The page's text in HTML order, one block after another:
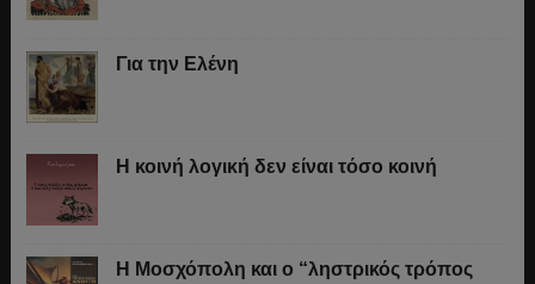
Για την Ελένη
Η κοινή λογική δεν είναι τόσο κοινή
Η Μοσχόπολη και ο “ληστρικός τρόπος